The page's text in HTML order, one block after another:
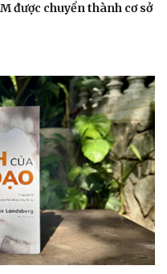
Công nghệ
Sành điệu
Tin Công nghệ
Trải nghiệm
Chuyển đổi số
được chuyển thành cơ sở